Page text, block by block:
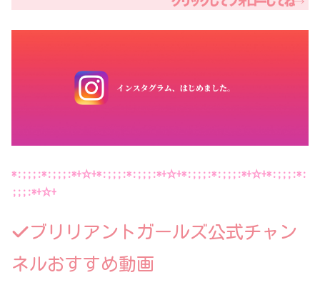
*:;;;:*:;;;:*+☆+*:;;;:*:;;;:*+☆+*:;;;:*:;;;:*+☆+*:;;;:*:
;;;:*+☆+
ブリリアントガールズ公式チャン
ネルおすすめ動画